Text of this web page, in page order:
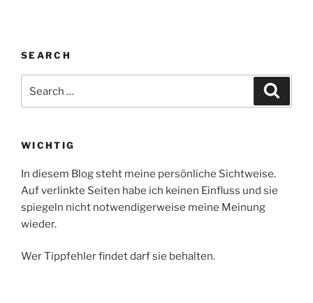
SEARCH
for:
WICHTIG
In diesem Blog steht meine persönliche Sichtweise.
Auf verlinkte Seiten habe ich keinen Einfluss und sie
spiegeln nicht notwendigerweise meine Meinung
wieder.
Wer Tippfehler findet darf sie behalten.